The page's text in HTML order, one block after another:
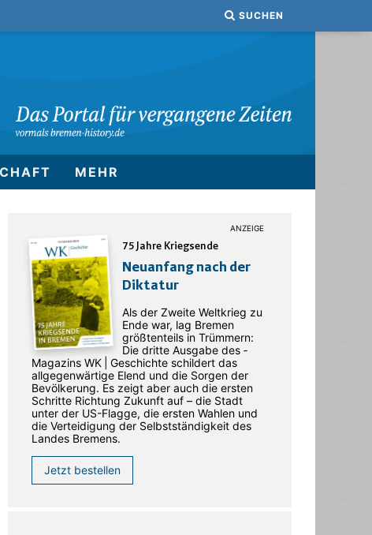
SUCHEN
MEHR
75 Jahre Kriegsende
Neuanfang nach der
Diktatur
Als der Zweite Weltkrieg zu
Ende war, lag Bremen
größtenteils in Trümmern:
Die dritte Ausgabe des ­
Magazins WK | Geschichte schildert das
allgegenwärtige Elend und die Sorgen der
Bevölkerung. Es zeigt aber auch die ersten
Schritte Richtung Zukunft auf – die Stadt
unter der US-Flagge, die ersten Wahlen und
die Verteidigung der Selbstständigkeit des
Landes Bremens.
Jetzt bestellen